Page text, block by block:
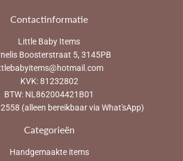
Contactinformatie
Little Baby Items
Boosterstraat 5, 3145PB
KVK: 81232802
BTW: NL862004421B01
(alleen bereikbaar via What'sApp)
Categorieën
Handgemaakte items